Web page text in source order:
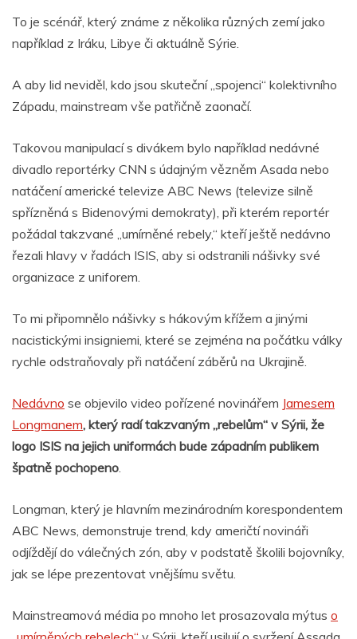
To je scénář, který známe z několika různých zemí jako
například z Iráku, Libye či aktuálně Sýrie.
A aby lid neviděl, kdo jsou skuteční „spojenci“ kolektivního
Západu, mainstream vše patřičně zaonačí.
Takovou manipulací s divákem bylo například nedávné
divadlo reportérky CNN s údajným vězněm Asada nebo
natáčení americké televize ABC News (televize silně
spřízněná s Bidenovými demokraty), při kterém reportér
požádal takzvané „umírněné rebely,“ kteří ještě nedávno
řezali hlavy v řadách ISIS, aby si odstranili nášivky své
organizace z uniforem.
To mi připomnělo nášivky s hákovým křížem a jinými
nacistickými insigniemi, které se zejména na počátku války
rychle odstraňovaly při natáčení záběrů na Ukrajině.
Nedávno se objevilo video pořízené novinářem Jamesem
Longmanem, který radí takzvaným „rebelům“ v Sýrii, že
logo ISIS na jejich uniformách bude západním publikem
špatně pochopeno
Longman, který je hlavním mezinárodním korespondentem
ABC News, demonstruje trend, kdy američtí novináři
odjíždějí do válečných zón, aby v podstatě školili bojovníky,
jak se lépe prezentovat vnějšímu světu.
Mainstreamová média po mnoho let prosazovala mýtus o